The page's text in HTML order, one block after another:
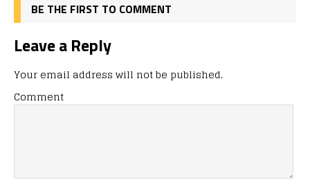
BE THE FIRST TO COMMENT
Leave a Reply
Your email address will not be published.
Comment